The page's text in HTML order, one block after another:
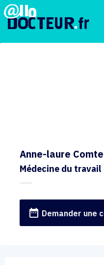
Anne-laure Comte
Médecine du travail
date_range Demander une